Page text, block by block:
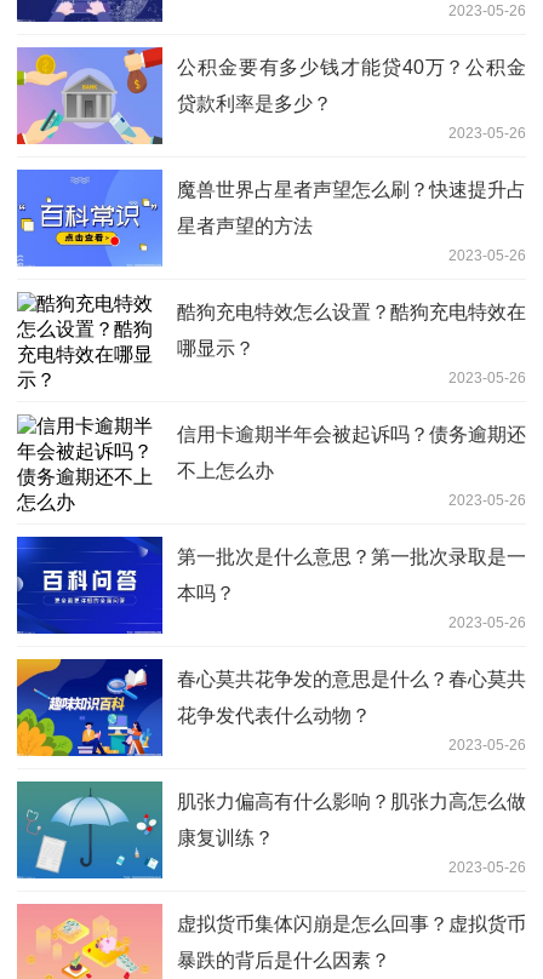
2023-05-26
公积金要有多少钱才能贷40万？公积金
贷款利率是多少？
2023-05-26
魔兽世界占星者声望怎么刷？快速提升占
星者声望的方法
2023-05-26
酷狗充电特效怎么设置？酷狗充电特效在
哪显示？
2023-05-26
信用卡逾期半年会被起诉吗？债务逾期还
不上怎么办
2023-05-26
第一批次是什么意思？第一批次录取是一
本吗？
2023-05-26
春心莫共花争发的意思是什么？春心莫共
花争发代表什么动物？
2023-05-26
肌张力偏高有什么影响？肌张力高怎么做
康复训练？
2023-05-26
虚拟货币集体闪崩是怎么回事？虚拟货币
暴跌的背后是什么因素？